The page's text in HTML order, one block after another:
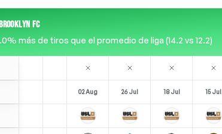
FC
más de tiros que el promedio de liga (14.2 vs 12.2)
02 Aug 26 Jul 18 Jul 15 Jul